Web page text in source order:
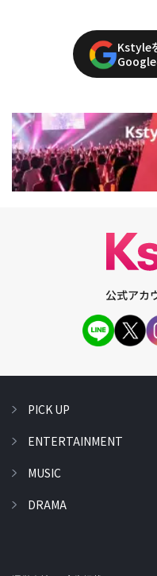
Kstyle
公式アカ
PICK UP
ENTERTAINMENT
MUSIC
DRAMA